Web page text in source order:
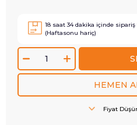
18 saat34dakika içinde sipariş
(Haftasonu hariç)
Fiyat